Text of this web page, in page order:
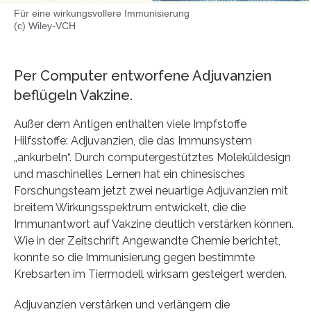
Für eine wirkungsvollere Immunisierung
(c) Wiley-VCH
Per Computer entworfene Adjuvanzien
beflügeln Vakzine.
Außer dem Antigen enthalten viele Impfstoffe
Hilfsstoffe: Adjuvanzien, die das Immunsystem
„ankurbeln“. Durch computergestütztes Moleküldesign
und maschinelles Lernen hat ein chinesisches
Forschungsteam jetzt zwei neuartige Adjuvanzien mit
breitem Wirkungsspektrum entwickelt, die die
Immunantwort auf Vakzine deutlich verstärken können.
Wie in der Zeitschrift Angewandte Chemie berichtet,
konnte so die Immunisierung gegen bestimmte
Krebsarten im Tiermodell wirksam gesteigert werden.
Adjuvanzien verstärken und verlängern die